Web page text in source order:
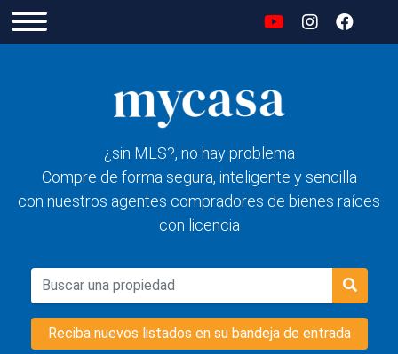
¿sin MLS?, no hay problema
Compre de forma segura, inteligente y sencilla
con nuestros agentes compradores de bienes raíces
con licencia
Reciba nuevos listados en su bandeja de entrada